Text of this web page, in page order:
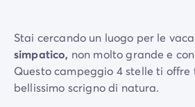
Lo spirito Homair
Vivi l'esperienza
L'Esperienza Homair
Servizi & info utili
Stai cercando un luogo per le
simpatico, non molto grande e con
Questo campeggio 4 stelle ti
bellissimo scrigno di natura.